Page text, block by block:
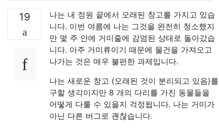
19
나는 내 정원 끝에서 오래된 창고를 가지고 있습
니다. 이번 여름에 나는 그것을 완전히 청소했지
만 몇 주 안에 거미줄에 감염된 상태로 돌아갔습
니다. 아주 거미류이기 때문에 물건을 가져오고
나가는 것은 매우 불편한 과제입니다.
나는 새로운 창고 (오래된 것이 분리되고 있음)를
구할 생각이지만 8 개의 다리를 가진 동물들을
어떻게 다룰 수 있을지 걱정됩니다. 나는 거미가
아닌 다른 버그로 괜찮습니다.